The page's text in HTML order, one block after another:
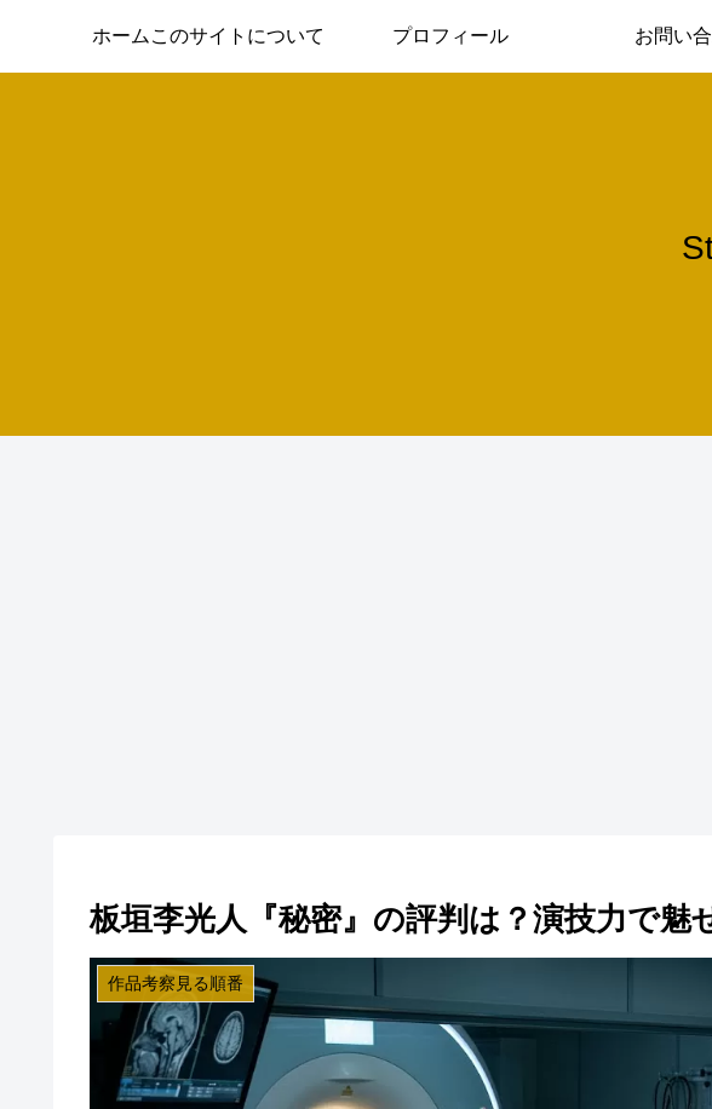
ホームこのサイトについて プロフィール お問い
板垣李光人『秘密』の評判は？演技力で魅
作品考察見る順番